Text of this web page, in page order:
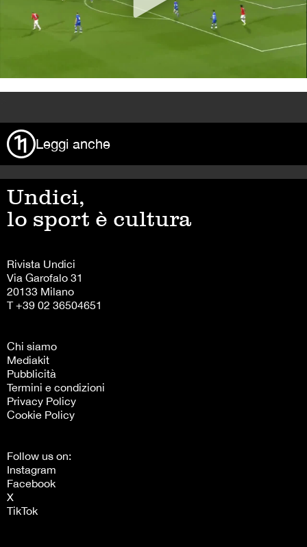
Leggi anche
Undici,
lo sport è cultura
Rivista Undici
Via Garofalo 31
20133 Milano
T +39 02 36504651
Chi siamo
Mediakit
Pubblicità
Termini e condizioni
Privacy Policy
Cookie Policy
Follow us on:
Instagram
Facebook
X
TikTok